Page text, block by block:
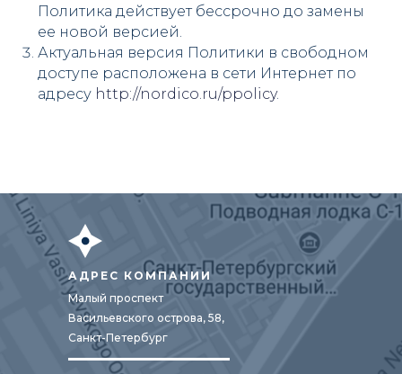
Политика действует бессрочно до замены
ее новой версией.
Актуальная версия Политики в свободном
доступе расположена в сети Интернет по
адресу http://nordico.ru/ppolicy.
АДРЕС КОМПАНИИ
Малый проспект
Васильевского острова, 58,
Санкт-Петербург